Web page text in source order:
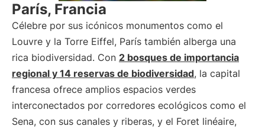
París, Francia
Célebre por sus icónicos monumentos como el
Louvre y la Torre Eiffel, París también alberga una
rica biodiversidad. Con 2 bosques de importancia
regional y 14 reservas de biodiversidad, la capital
francesa ofrece amplios espacios verdes
interconectados por corredores ecológicos como el
Sena, con sus canales y riberas, y el Foret linéaire,